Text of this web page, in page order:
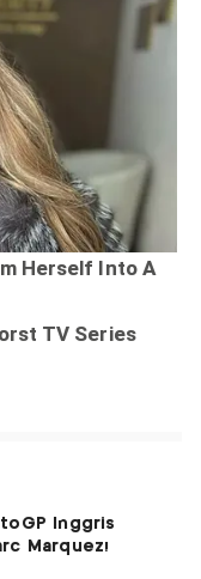
Inggris
Marquez!